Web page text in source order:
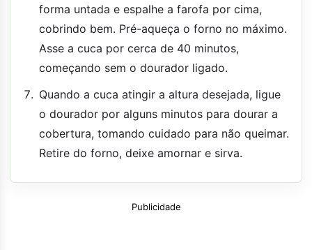
forma untada e espalhe a farofa por cima,
cobrindo bem. Pré-aqueça o forno no máximo.
Asse a cuca por cerca de 40 minutos,
começando sem o dourador ligado.
Quando a cuca atingir a altura desejada, ligue
o dourador por alguns minutos para dourar a
cobertura, tomando cuidado para não queimar.
Retire do forno, deixe amornar e sirva.
Publicidade